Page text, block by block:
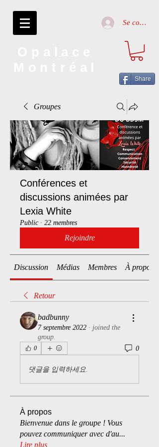
Se connecter
Share
Groupes
Conférences et
discussions animées par
Lexia White
Public · 22 membres
Rejoindre
Discussion Médias Membres À propos
Retour
badbunny
7 septembre 2022 · joined the
group.
0 0
댓글을 입력하세요.
À propos
Bienvenue dans le groupe ! Vous
pouvez communiquer avec d'au...
Lire plus